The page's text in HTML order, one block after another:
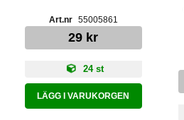
55005861
29 kr
24 st
LÄGG I VARUKORGEN